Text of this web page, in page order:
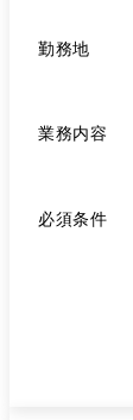
勤務地
業務内容
必須条件